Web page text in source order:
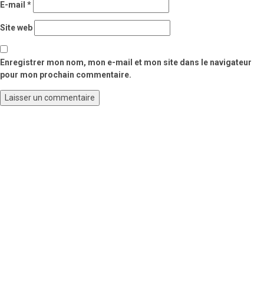
E-mail *
Site web
Enregistrer mon nom, mon e-mail et mon site dans le navigateur
pour mon prochain commentaire.